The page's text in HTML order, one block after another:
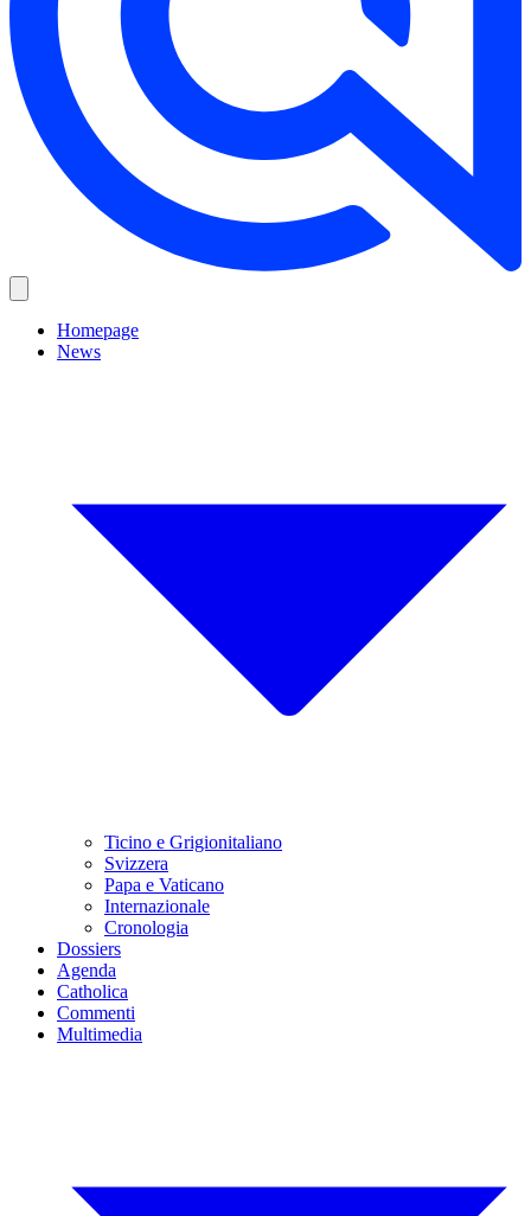
Homepage
News
Ticino e Grigionitaliano
Svizzera
Papa e Vaticano
Internazionale
Cronologia
Dossiers
Agenda
Catholica
Commenti
Multimedia